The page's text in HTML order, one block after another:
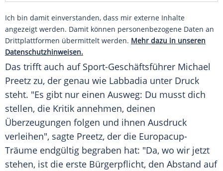
Ich bin damit einverstanden, dass mir externe Inhalte
angezeigt werden. Damit können personenbezogene Daten an
Drittplattformen übermittelt werden. Mehr dazu in unseren
Datenschutzhinweisen.
Das trifft auch auf Sport-Geschäftsführer Michael
Preetz zu, der genau wie Labbadia unter Druck
steht. "Es gibt nur einen Ausweg: Du musst dich
stellen, die Kritik annehmen, deinen
Überzeugungen folgen und ihnen Ausdruck
verleihen", sagte Preetz, der die Europacup-
Träume endgültig begraben hat: "Da, wo wir jetzt
stehen, ist die erste Bürgerpflicht, den Abstand auf